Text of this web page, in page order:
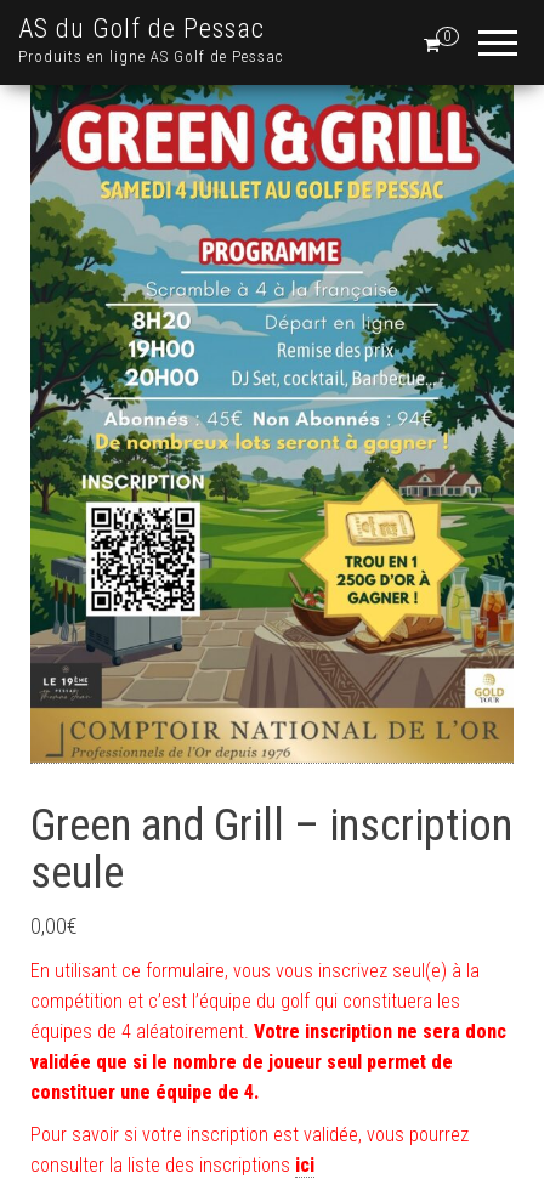
AS du Golf de Pessac
Produits en ligne AS Golf de Pessac
0
Green and Grill – inscription
seule
0,00€
En utilisant ce formulaire, vous vous inscrivez seul(e) à la
compétition et c’est l’équipe du golf qui constituera les
équipes de 4 aléatoirement. Votre inscription ne sera donc
validée que si le nombre de joueur seul permet de
constituer une équipe de 4.
Pour savoir si votre inscription est validée, vous pourrez
consulter la liste des inscriptions ici